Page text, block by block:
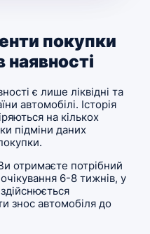
покупки
наявності
є лише ліквідні та
автомобілі. Історія
на кількох
підміни даних
отримаєте потрібний
6-8 тижнів, у
знос автомобіля до